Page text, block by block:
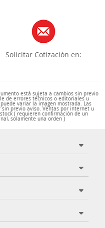
Solicitar Cotización en:
está sujeta a cambios sin previo
de errores técnicos o editoriales u
variar la imagen mostrada. Las
previo aviso. Ventas por internet u
( requieren confirmación de un
solamente una orden )